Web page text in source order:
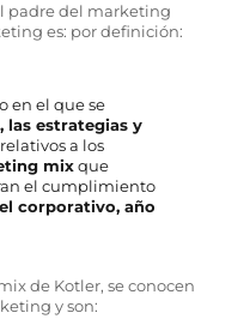
padre del marketing
es: por definición:
en el que se
las estrategias y
relativos a los
mix que
el cumplimiento
corporativo, año
de Kotler, se conocen
y son: